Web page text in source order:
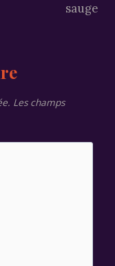
sauge
Les champs